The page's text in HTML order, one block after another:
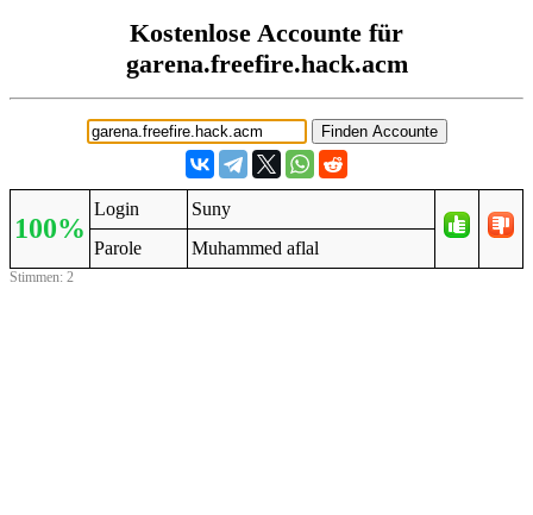
Kostenlose Accounte für
garena.freefire.hack.acm
100%
Login
Suny
Parole
Muhammed aflal
Stimmen: 2